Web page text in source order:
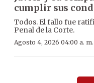
cumplir sus
Todos. El fallo fue
Penal de la Corte.
Agosto 4, 2026 04:00 a. m.